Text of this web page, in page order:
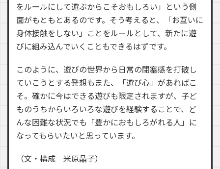
をルールにして遊ぶからこそおもしろい」という側
面がもともとあるのです。そう考えると、「お互いに
身体接触をしない」ことをルールとして、新たに遊
びに組み込んでいくこともできるはずです。
このように、遊びの世界から日常の閉塞感を打破し
ていこうとする発想もまた、「遊び心」があればこ
そ。確かに今はできる遊びも限定されますが、子ど
ものうちからいろいろな遊びを経験することで、ど
んな困難な状況でも「豊かにおもしろがれる人」に
なってもらいたいと思っています。
（文・構成 米原晶子）